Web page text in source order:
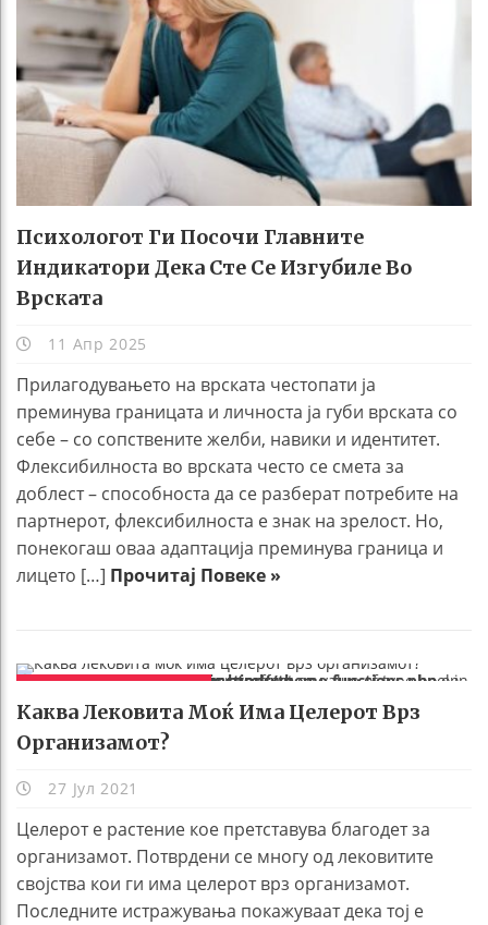
Психологот Ги Посочи Главните
Индикатори Дека Сте Се Изгубиле Во
Врската
11 Апр 2025
Прилагодувањето на врската честопати ја
преминува границата и личноста ја губи врската со
себе – со сопствените желби, навики и идентитет.
Флексибилноста во врската често се смета за
доблест – способноста да се разберат потребите на
партнерот, флексибилноста е знак на зрелост. Но,
понекогаш оваа адаптација преминува граница и
лицето […] Прочитај Повеке »
Warning: Trying to access array offset on value of type bool in
/home/kafemuabeti/public_html/wp-content/themes/htmag/functions/theme-functions.php
on line2116
Каква Лековита Моќ Има Целерот Врз
Организамот?
27 Јул 2021
Целерот е растение кое претставува благодет за
организамот. Потврдени се многу од лековитите
својства кои ги има целерот врз организамот.
Последните истражувања покажуваат дека тој е